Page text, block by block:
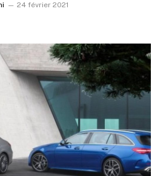
24 février 2021